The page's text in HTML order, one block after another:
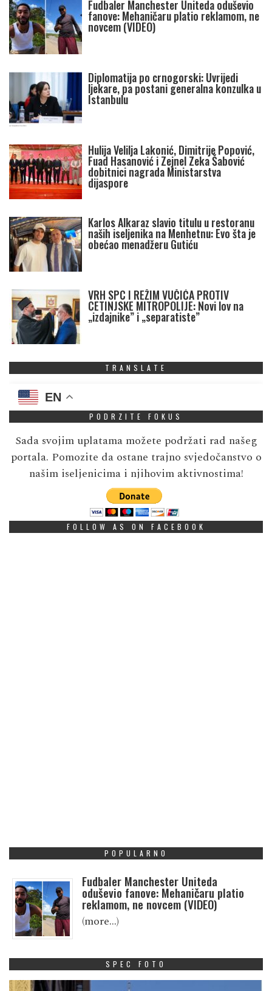
Fudbaler Manchester Uniteda oduševio
fanove: Mehaničaru platio reklamom, ne
novcem (VIDEO)
Diplomatija po crnogorski: Uvrijedi
ljekare, pa postani generalna konzulka u
Istanbulu
Hulija Velilja Lakonić, Dimitrije Popović,
Fuad Hasanović i Zejnel Zeka Šabović
dobitnici nagrada Ministarstva
dijaspore
Karlos Alkaraz slavio titulu u restoranu
naših iseljenika na Menhetnu: Evo šta je
obećao menadžeru Gutiću
VRH SPC I REŽIM VUČIĆA PROTIV
CETINJSKE MITROPOLIJE: Novi lov na
„izdajnike” i „separatiste”
TRANSLATE
EN
PODRZITE FOKUS
Sada svojim uplatama možete podržati rad našeg
portala. Pomozite da ostane trajno svjedočanstvo o
našim iseljenicima i njihovim aktivnostima!
FOLLOW AS ON FACEBOOK
POPULARNO
Fudbaler Manchester Uniteda
oduševio fanove: Mehaničaru platio
reklamom, ne novcem (VIDEO)
(more…)
SPEC FOTO